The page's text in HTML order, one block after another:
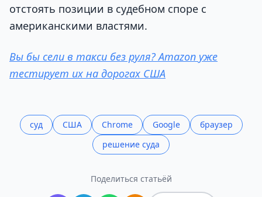
отстоять позиции в судебном споре с
американскими властями.
Вы бы сели в такси без руля? Amazon уже
тестирует их на дорогах США
суд США Chrome Google
браузер
решение суда
Поделиться статьёй